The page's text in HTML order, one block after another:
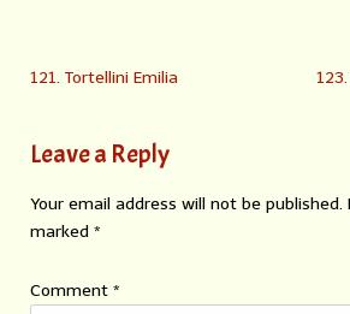
121. Tortellini Emilia
Leave a Reply
Your email address will not be published.
marked *
Comment *